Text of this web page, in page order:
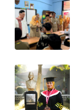
WATCH
MKLI
LPKKI
LKKI